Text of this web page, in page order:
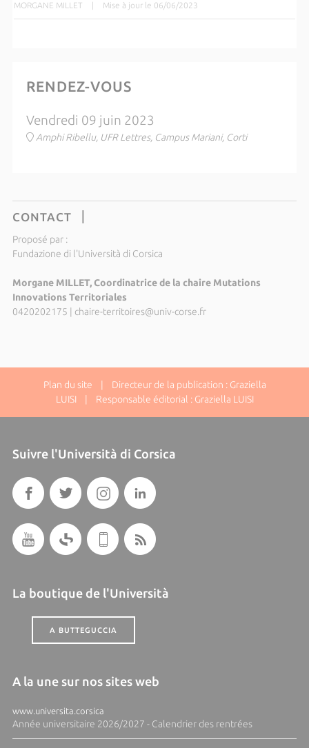
MORGANE MILLET | Mise à jour le 06/06/2023
RENDEZ-VOUS
Vendredi 09 juin 2023
Amphi Ribellu, UFR Lettres, Campus Mariani, Corti
CONTACT
Proposé par :
Fundazione di l'Università di Corsica
Morgane MILLET, Coordinatrice de la chaire Mutations
Innovations Territoriales
0420202175
chaire-territoires@univ-corse.fr
Plan du site | Directeur de la publication : Graziella
LUISI | Responsable éditorial : Graziella LUISI
Suivre l'Università di Corsica
La boutique de l'Università
A BUTTEGUCCIA
A la une sur nos sites web
www.universita.corsica
Année universitaire 2026/2027 - Calendrier des rentrées